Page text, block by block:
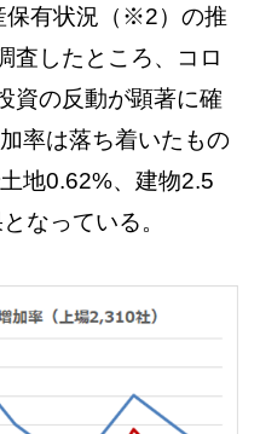
保有状況（※2）の推
査したところ、コロ
資の反動が顕著に確
率は落ち着いたもの
地0.62%、建物2.5
なっている。